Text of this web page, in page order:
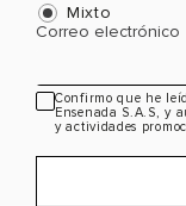
Mixto
Correo electrónico
Confirmo que he
Ensenada S.A.S, y
y actividades